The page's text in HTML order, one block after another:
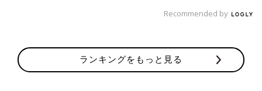
Recommended by
ランキングをもっと見る